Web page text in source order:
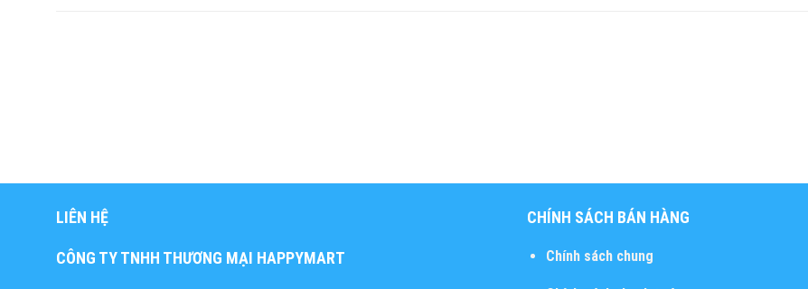
LIÊN HỆ
CÔNG TY TNHH THƯƠNG MẠI HAPPYMART
CHÍNH SÁCH BÁN HÀNG
Chính sách chung